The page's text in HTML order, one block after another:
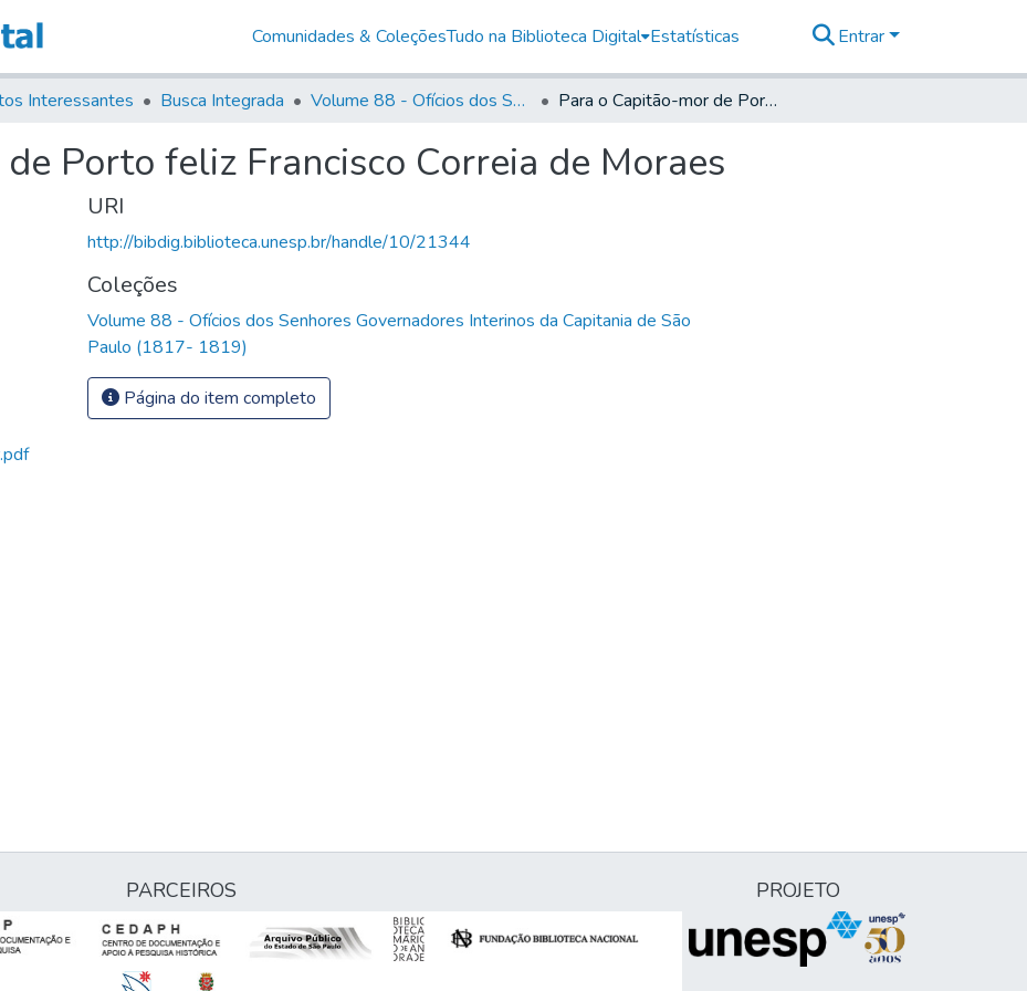
Comunidades & ColeçõesTudo na Biblioteca Digital Estatísticas Entrar
Interessantes Busca Integrada Volume 88 - Ofícios dos Senhores Governadores Interinos da Capitania de São Paulo (1817- 1819) Para o Capitão-mor de Porto feliz Francisco Correia de Moraes
Porto feliz Francisco Correia de Moraes
URI
http://bibdig.biblioteca.unesp.br/handle/10/21344
Coleções
Volume 88 - Ofícios dos Senhores Governadores Interinos da Capitania de São
Paulo (1817- 1819)
Página do item completo
PARCEIROS PROJETO